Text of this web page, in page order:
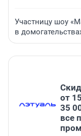
Участницу шоу
в
от
35
все